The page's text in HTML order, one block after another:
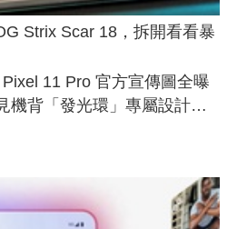
Strix Scar 18，拆開看看暴
11 Pro 官方宣傳圖全曝
機背「發光環」專屬設計、